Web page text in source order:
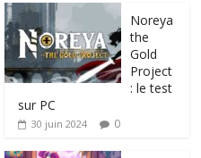
Noreya
the
Gold
Project
: le test
sur PC
30 juin 2024 0